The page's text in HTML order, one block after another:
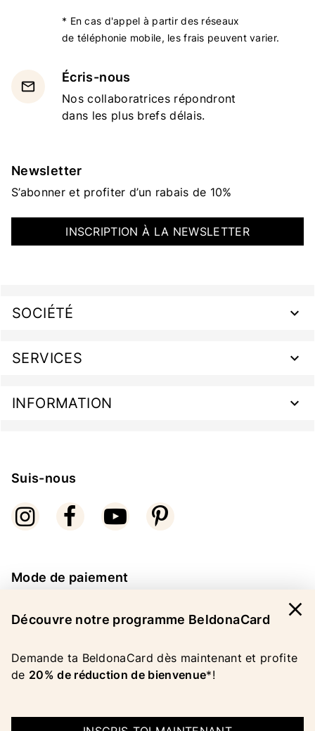
* En cas d'appel à partir des réseaux
de téléphonie mobile, les frais peuvent varier.
email
Écris-nous
Nos collaboratrices répondront
dans les plus brefs délais.
Newsletter
S’abonner et profiter d’un rabais de 10%
INSCRIPTION À LA NEWSLETTER
SOCIÉTÉ
SERVICES
INFORMATION
Suis-nous
Mode de paiement
COPYRIGHT 2026 BELDONA AG
MENTIONS LEGALES|CGV|PROTECTION DES
Découvre notre programme BeldonaCard
Demande ta BeldonaCard dès maintenant et profite
de 20% de réduction de bienvenue*!
close